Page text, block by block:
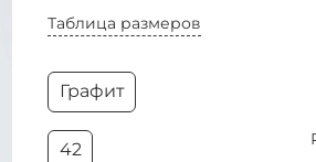
Таблица размеров
Графит
42